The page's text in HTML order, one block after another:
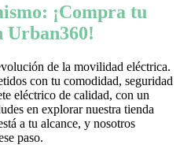
¡Compra tu
Urban360!
de la movilidad eléctrica.
con tu comodidad, seguridad
eléctrico de calidad, con un
en explorar nuestra tienda
a tu alcance, y nosotros
paso.